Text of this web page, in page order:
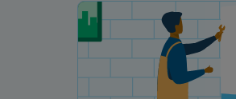
Votre projet de rénovation